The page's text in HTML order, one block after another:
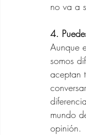
no va a
4.
Aunque
somos
aceptan
mundo
opinión.